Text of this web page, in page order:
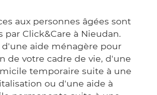
aux personnes âgées sont
par Click&Care à Nieudan.
d'une aide ménagère pour
de votre cadre de vie, d'une
temporaire suite à une
ou d'une aide à